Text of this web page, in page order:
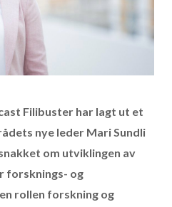
Filibuster har lagt ut et
nye leder Mari Sundli
om utviklingen av
forsknings- og
rollen forskning og